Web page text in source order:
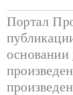
Портал
основании